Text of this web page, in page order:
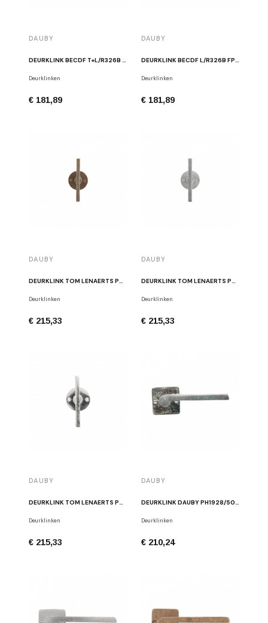
DAUBY
DEURKLINK BECDF T+L/R326B FP GEPOLIJST IJZER
Deurklinken
€ 181,89
DAUBY
DEURKLINK BECDF L/R326B FP GEPOLIJST IJZER
Deurklinken
€ 181,89
DAUBY
DEURKLINK TOM LENAERTS PH2017T/50F RB RUW BRONS
Deurklinken
€ 215,33
DAUBY
DEURKLINK TOM LENAERTS PH2017T/50F WBS WIT BRONS
Deurklinken
€ 215,33
DAUBY
Deurklinken
€ 215,33
DAUBY
Deurklinken
€ 210,24